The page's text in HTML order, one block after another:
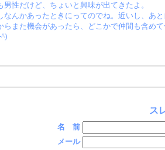
男性だけど、ちょいと興味が出てきたよ。
なんかあったときにってのでね。近いし、あ
らまた機会があったら、どこかで仲間も含め
ス
名 前
メール